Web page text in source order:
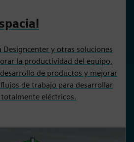
Designcenter y otras soluciones
la productividad del equipo,
de productos y mejorar
de trabajo para desarrollar
eléctricos.